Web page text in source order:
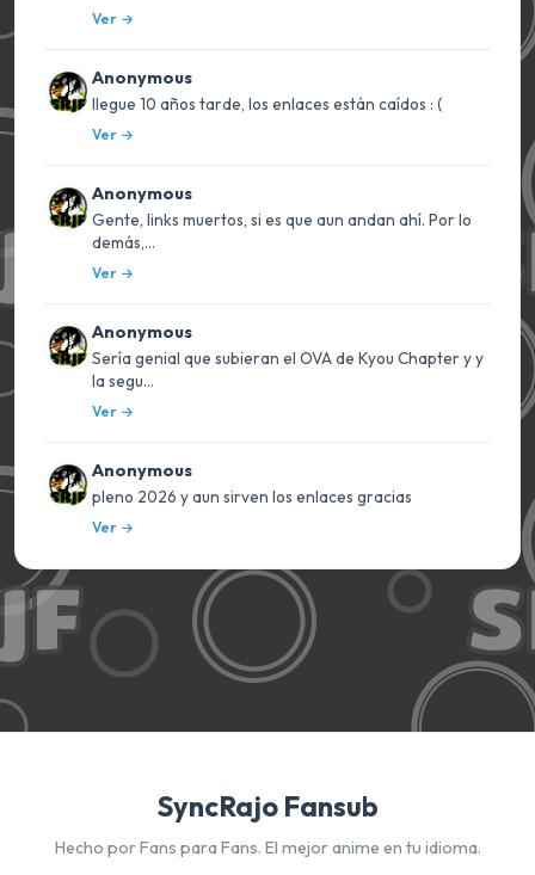
Ver
Anonymous
llegue 10 años tarde, los enlaces están caídos : (
Ver
Anonymous
Gente, links muertos, si es que aun andan ahí. Por lo
demás,...
Ver
Anonymous
Sería genial que subieran el OVA de Kyou Chapter y y
la segu...
Ver
Anonymous
pleno 2026 y aun sirven los enlaces gracias
Ver
SyncRajo Fansub
Hecho por Fans para Fans. El mejor anime en tu idioma.